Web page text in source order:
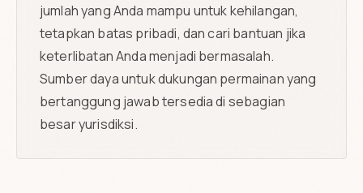
jumlah yang Anda mampu untuk kehilangan,
tetapkan batas pribadi, dan cari bantuan jika
keterlibatan Anda menjadi bermasalah.
Sumber daya untuk dukungan permainan yang
bertanggung jawab tersedia di sebagian
besar yurisdiksi.